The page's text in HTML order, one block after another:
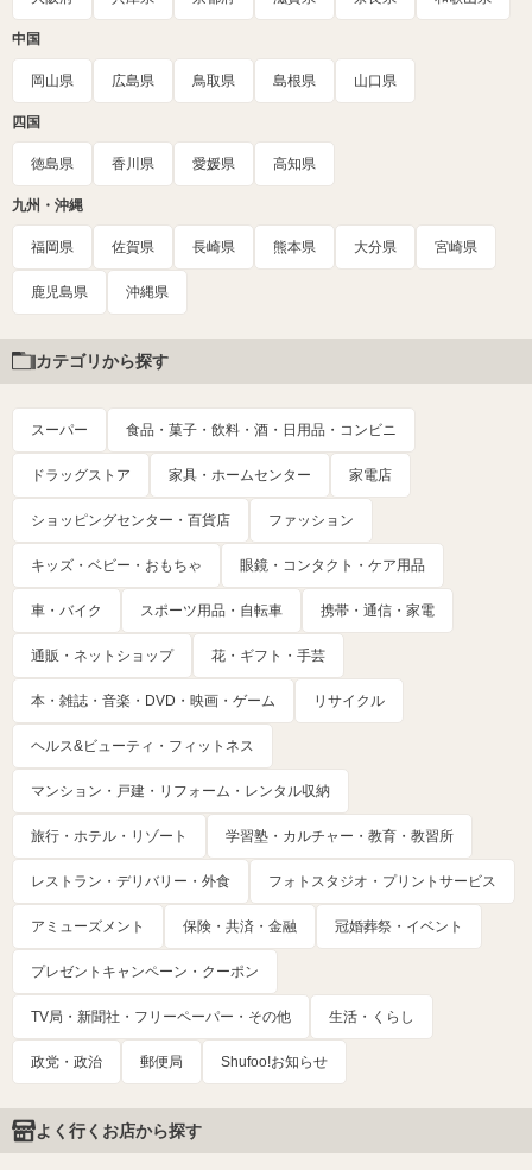
中国
岡山県 広島県 鳥取県 島根県 山口県
四国
徳島県 香川県 愛媛県 高知県
九州・沖縄
福岡県 佐賀県 長崎県 熊本県 大分県 宮崎県
鹿児島県 沖縄県
カテゴリから探す
スーパー 食品・菓子・飲料・酒・日用品・コンビニ
ドラッグストア 家具・ホームセンター 家電店
ショッピングセンター・百貨店 ファッション
キッズ・ベビー・おもちゃ 眼鏡・コンタクト・ケア用品
車・バイク スポーツ用品・自転車 携帯・通信・家電
通販・ネットショップ 花・ギフト・手芸
本・雑誌・音楽・DVD・映画・ゲーム リサイクル
ヘルス&ビューティ・フィットネス
マンション・戸建・リフォーム・レンタル収納
旅行・ホテル・リゾート 学習塾・カルチャー・教育・教習所
レストラン・デリバリー・外食 フォトスタジオ・プリントサービス
アミューズメント 保険・共済・金融 冠婚葬祭・イベント
プレゼントキャンペーン・クーポン
TV局・新聞社・フリーペーパー・その他 生活・くらし
政党・政治 郵便局 Shufoo!お知らせ
よく行くお店から探す